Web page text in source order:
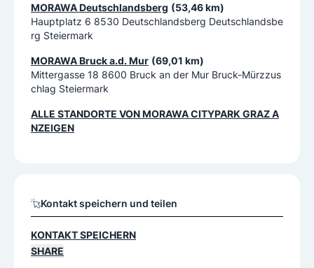
MORAWA Deutschlandsberg (53,46 km)
Hauptplatz 6 8530 Deutschlandsberg Deutschlandsbe
rg Steiermark
MORAWA Bruck a.d. Mur (69,01 km)
Mittergasse 18 8600 Bruck an der Mur Bruck-Mürzzus
chlag Steiermark
ALLE STANDORTE VONMORAWA CITYPARK GRAZA
NZEIGEN
Kontakt speichern und teilen
KONTAKT SPEICHERN
SHARE